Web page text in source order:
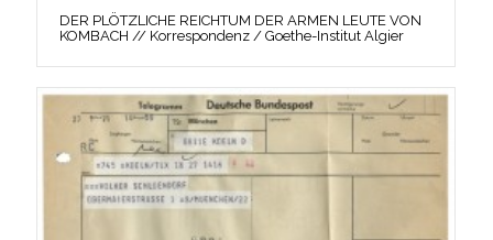
DER PLÖTZLICHE REICHTUM DER ARMEN LEUTE VON
KOMBACH // Korrespondenz / Goethe-Institut Algier